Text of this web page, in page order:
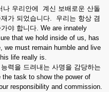
우리안에 계신 보배로운 산돌
가 되었습니다. 우리는 항상 겸
야 합니다. We are innately
that we hold inside of us, has
we must remain humble and live
life really is.
을 드려내는 사명을 감당하는
task to show the power of
responsibility and commission.